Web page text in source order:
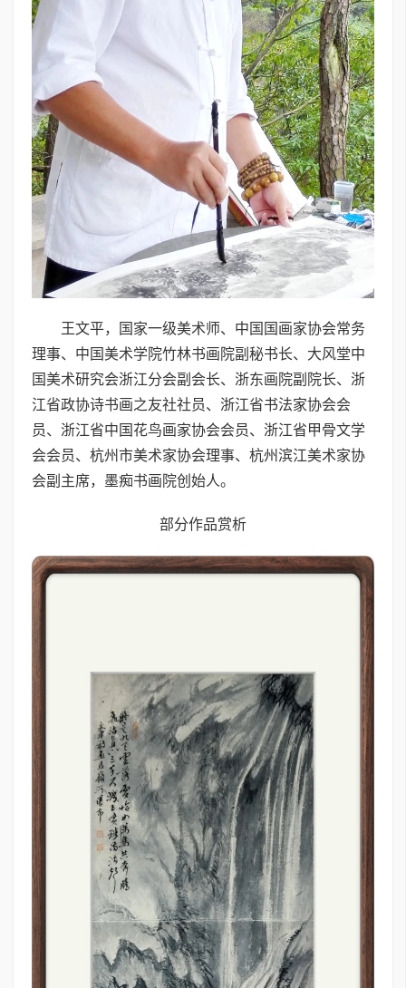
王文平，国家一级美术师、中国国画家协会常务
理事、中国美术学院竹林书画院副秘书长、大风堂中
国美术研究会浙江分会副会长、浙东画院副院长、浙
江省政协诗书画之友社社员、浙江省书法家协会会
员、浙江省中国花鸟画家协会会员、浙江省甲骨文学
会会员、杭州市美术家协会理事、杭州滨江美术家协
会副主席，墨痴书画院创始人。
部分作品赏析